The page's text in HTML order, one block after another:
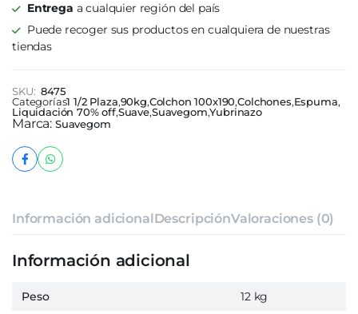
Entrega a cualquier región del país
Puede recoger sus productos en cualquiera de nuestras
tiendas
SKU: 8475
Categorías1 1/2 Plaza,90kg,Colchon 100x190,Colchones,Espuma,
Liquidación 70% off,Suave,Suavegom,Yubrinazo
Marca: Suavegom
Información adicionalDescripciónValoraciones (0)
Información adicional
Peso
12 kg